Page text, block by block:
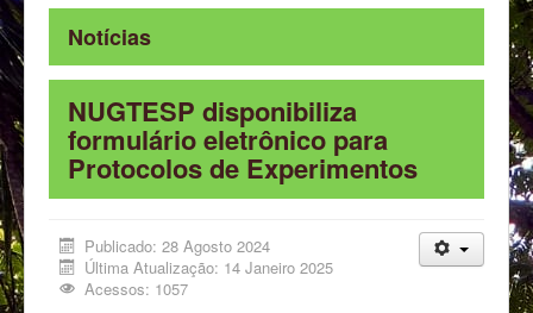
Notícias
NUGTESP disponibiliza
formulário eletrônico para
Protocolos de Experimentos
Publicado: 28 Agosto 2024
Última Atualização: 14 Janeiro 2025
Acessos: 1057